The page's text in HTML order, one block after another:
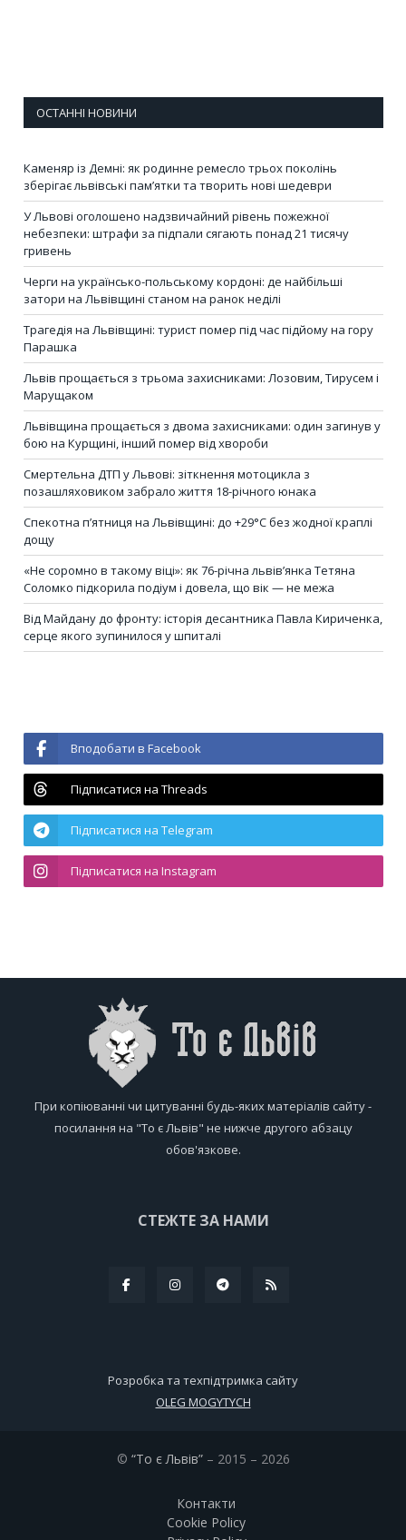
ОСТАННІ НОВИНИ
Каменяр із Демні: як родинне ремесло трьох поколінь
зберігає львівські пам’ятки та творить нові шедеври
У Львові оголошено надзвичайний рівень пожежної
небезпеки: штрафи за підпали сягають понад 21 тисячу
гривень
Черги на українсько-польському кордоні: де найбільші
затори на Львівщині станом на ранок неділі
Трагедія на Львівщині: турист помер під час підйому на гору
Парашка
Львів прощається з трьома захисниками: Лозовим, Тирусем і
Марущаком
Львівщина прощається з двома захисниками: один загинув у
бою на Курщині, інший помер від хвороби
Смертельна ДТП у Львові: зіткнення мотоцикла з
позашляховиком забрало життя 18-річного юнака
Спекотна п’ятниця на Львівщині: до +29°C без жодної краплі
дощу
«Не соромно в такому віці»: як 76-річна львів’янка Тетяна
Соломко підкорила подіум і довела, що вік — не межа
Від Майдану до фронту: історія десантника Павла Кириченка,
серце якого зупинилося у шпиталі
Вподобати в Facebook
Підписатися на Threads
Підписатися на Telegram
Підписатися на Instagram
При копіюванні чи цитуванні будь-яких матеріалів сайту -
посилання на "То є Львів" не нижче другого абзацу
обов'язкове.
СТЕЖТЕ ЗА НАМИ
Розробка та техпідтримка сайту
OLEG MOGYTYCH
© “То є Львів”– 2015 – 2026
Контакти
Cookie Policy